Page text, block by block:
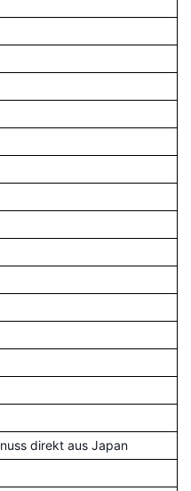
direkt aus Japan